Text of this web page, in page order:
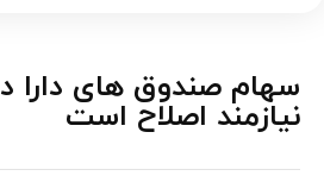
سهام صندوق های دارا
نیازمند اصلاح است